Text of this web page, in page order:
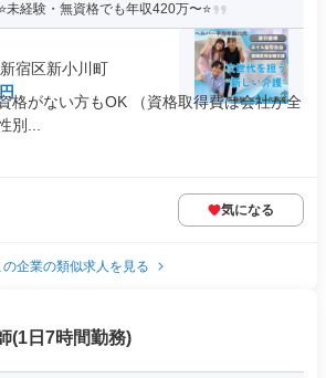
未経験・無資格でも年収420万〜⭐️
宿区新小川町
格がない方もOK （資格取得費は会社が全
別...
気になる
の企業の類似求人を見る
(1日7時間勤務)